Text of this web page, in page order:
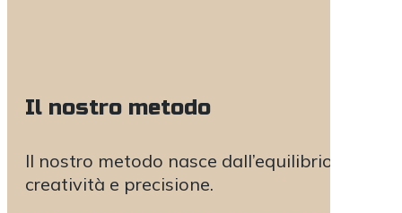
Il nostro metodo
Il nostro metodo nasce dall’equilibrio tra
creatività e precisione.